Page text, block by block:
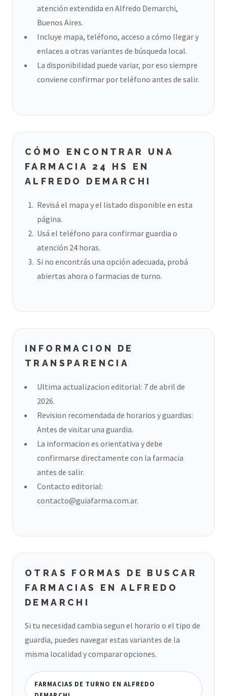
atención extendida en Alfredo Demarchi,
Buenos Aires.
Incluye mapa, teléfono, acceso a cómo llegar y
enlaces a otras variantes de búsqueda local.
La disponibilidad puede variar, por eso siempre
conviene confirmar por teléfono antes de salir.
CÓMO ENCONTRAR UNA
FARMACIA 24 HS EN
ALFREDO DEMARCHI
Revisá el mapa y el listado disponible en esta
página.
Usá el teléfono para confirmar guardia o
atención 24 horas.
Si no encontrás una opción adecuada, probá
abiertas ahora o farmacias de turno.
INFORMACION DE
TRANSPARENCIA
Ultima actualizacion editorial: 7 de abril de
2026.
Revision recomendada de horarios y guardias:
Antes de visitar una guardia.
La informacion es orientativa y debe
confirmarse directamente con la farmacia
antes de salir.
Contacto editorial:
contacto@guiafarma.com.ar.
OTRAS FORMAS DE BUSCAR
FARMACIAS EN ALFREDO
DEMARCHI
Si tu necesidad cambia segun el horario o el tipo de
guardia, puedes navegar estas variantes de la
misma localidad y comparar opciones.
FARMACIAS DE TURNO EN ALFREDO